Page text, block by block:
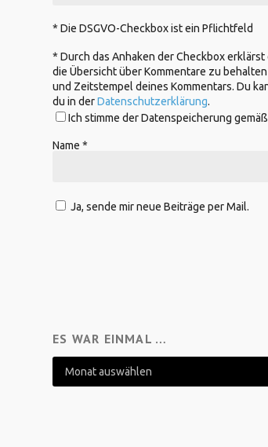
* Die DSGVO-Checkbox ist ein Pflichtfeld
* Durch das Anhaken der Checkbox
die Übersicht über Kommentare zu
und Zeitstempel deines Kommentars. Du
du in derDatenschutzerklärung.
Ich stimme der Datenspeicherung gemäß
Name*
Ja, sende mir neue Beiträge per Mail.
ES WAR EINMAL …